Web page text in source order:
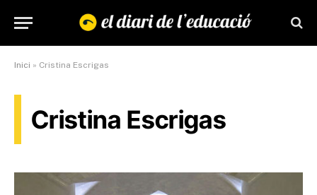
Inici » Cristina Escrigas
Cristina Escrigas